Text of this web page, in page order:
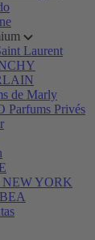
Laurent
de Marly
Parfums Privés
NEW YORK